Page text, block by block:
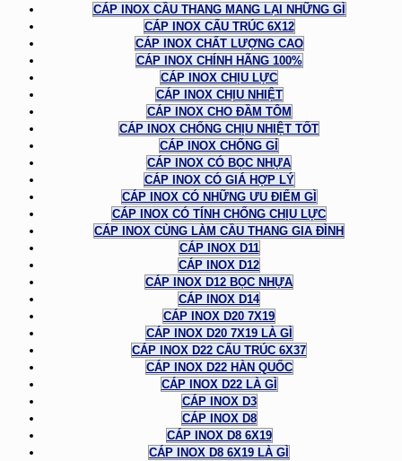
CÁP INOX CẦU THANG MANG LẠI NHỮNG GÌ
CÁP INOX CẤU TRÚC 6X12
CÁP INOX CHẤT LƯỢNG CAO
CÁP INOX CHÍNH HÃNG 100%
CÁP INOX CHỊU LỰC
CÁP INOX CHỊU NHIỆT
CÁP INOX CHO ĐẦM TÔM
CÁP INOX CHỐNG CHỊU NHIỆT TỐT
CÁP INOX CHỐNG GỈ
CÁP INOX CÓ BỌC NHỰA
CÁP INOX CÓ GIÁ HỢP LÝ
CÁP INOX CÓ NHỮNG ƯU ĐIỂM GÌ
CÁP INOX CÓ TÍNH CHỐNG CHỊU LỰC
CÁP INOX CÙNG LÀM CẦU THANG GIA ĐÌNH
CÁP INOX D11
CÁP INOX D12
CÁP INOX D12 BỌC NHỰA
CÁP INOX D14
CÁP INOX D20 7X19
CÁP INOX D20 7X19 LÀ GÌ
CÁP INOX D22 CẤU TRÚC 6X37
CÁP INOX D22 HÀN QUỐC
CÁP INOX D22 LÀ GÌ
CÁP INOX D3
CÁP INOX D8
CÁP INOX D8 6X19
CÁP INOX D8 6X19 LÀ GÌ